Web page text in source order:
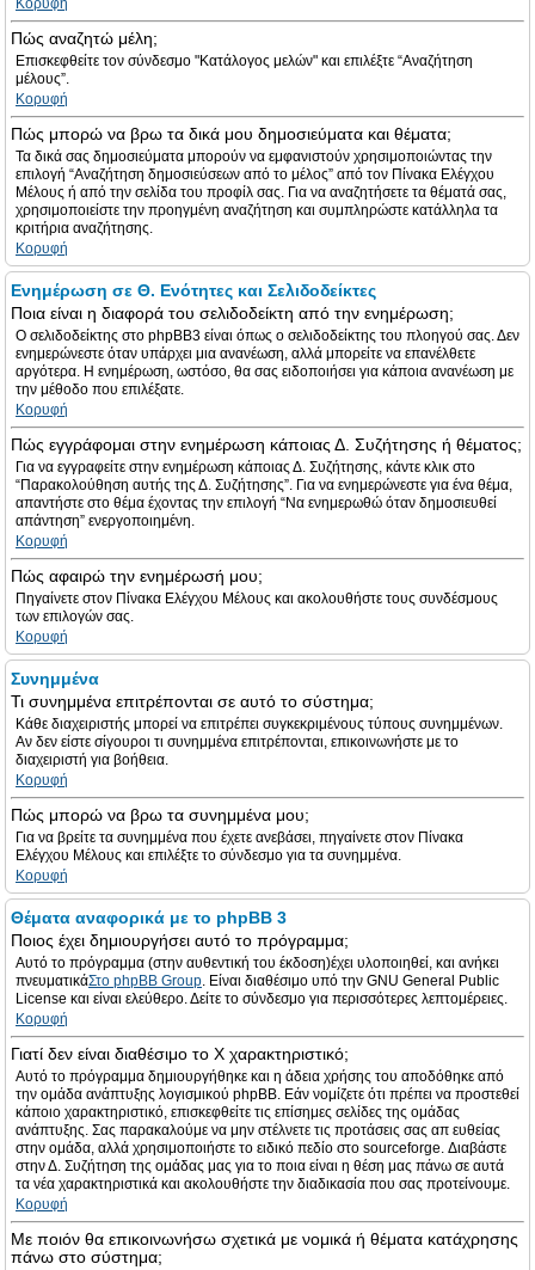
Κορυφή
Πώς αναζητώ μέλη;
Επισκεφθείτε τον σύνδεσμο "Κατάλογος μελών" και επιλέξτε “Αναζήτηση
μέλους”.
Κορυφή
Πώς μπορώ να βρω τα δικά μου δημοσιεύματα και θέματα;
Τα δικά σας δημοσιεύματα μπορούν να εμφανιστούν χρησιμοποιώντας την
επιλογή “Αναζήτηση δημοσιεύσεων από το μέλος” από τον Πίνακα Ελέγχου
Μέλους ή από την σελίδα του προφίλ σας. Για να αναζητήσετε τα θέματά σας,
χρησιμοποιείστε την προηγμένη αναζήτηση και συμπληρώστε κατάλληλα τα
κριτήρια αναζήτησης.
Κορυφή
Ενημέρωση σε Θ. Ενότητες και Σελιδοδείκτες
Ποια είναι η διαφορά του σελιδοδείκτη από την ενημέρωση;
Ο σελιδοδείκτης στο phpBB3 είναι όπως ο σελιδοδείκτης του πλοηγού σας. Δεν
ενημερώνεστε όταν υπάρχει μια ανανέωση, αλλά μπορείτε να επανέλθετε
αργότερα. Η ενημέρωση, ωστόσο, θα σας ειδοποιήσει για κάποια ανανέωση με
την μέθοδο που επιλέξατε.
Κορυφή
Πώς εγγράφομαι στην ενημέρωση κάποιας Δ. Συζήτησης ή θέματος;
Για να εγγραφείτε στην ενημέρωση κάποιας Δ. Συζήτησης, κάντε κλικ στο
“Παρακολούθηση αυτής της Δ. Συζήτησης”. Για να ενημερώνεστε για ένα θέμα,
απαντήστε στο θέμα έχοντας την επιλογή “Να ενημερωθώ όταν δημοσιευθεί
απάντηση” ενεργοποιημένη.
Κορυφή
Πώς αφαιρώ την ενημέρωσή μου;
Πηγαίνετε στον Πίνακα Ελέγχου Μέλους και ακολουθήστε τους συνδέσμους
των επιλογών σας.
Κορυφή
Συνημμένα
Τι συνημμένα επιτρέπονται σε αυτό το σύστημα;
Κάθε διαχειριστής μπορεί να επιτρέπει συγκεκριμένους τύπους συνημμένων.
Αν δεν είστε σίγουροι τι συνημμένα επιτρέπονται, επικοινωνήστε με το
διαχειριστή για βοήθεια.
Κορυφή
Πώς μπορώ να βρω τα συνημμένα μου;
Για να βρείτε τα συνημμένα που έχετε ανεβάσει, πηγαίνετε στον Πίνακα
Ελέγχου Μέλους και επιλέξτε το σύνδεσμο για τα συνημμένα.
Κορυφή
Θέματα αναφορικά με το phpBB 3
Ποιος έχει δημιουργήσει αυτό το πρόγραμμα;
Αυτό το πρόγραμμα (στην αυθεντική του έκδοση)έχει υλοποιηθεί, και ανήκει
πνευματικάΣτο phpBB Group. Είναι διαθέσιμο υπό την GNU General Public
License και είναι ελεύθερο. Δείτε το σύνδεσμο για περισσότερες λεπτομέρειες.
Κορυφή
Γιατί δεν είναι διαθέσιμο το Χ χαρακτηριστικό;
Αυτό το πρόγραμμα δημιουργήθηκε και η άδεια χρήσης του αποδόθηκε από
την ομάδα ανάπτυξης λογισμικού phpBB. Εάν νομίζετε ότι πρέπει να προστεθεί
κάποιο χαρακτηριστικό, επισκεφθείτε τις επίσημες σελίδες της ομάδας
ανάπτυξης. Σας παρακαλούμε να μην στέλνετε τις προτάσεις σας απ ευθείας
στην ομάδα, αλλά χρησιμοποιήστε το ειδικό πεδίο στο sourceforge. Διαβάστε
στην Δ. Συζήτηση της ομάδας μας για το ποια είναι η θέση μας πάνω σε αυτά
τα νέα χαρακτηριστικά και ακολουθήστε την διαδικασία που σας προτείνουμε.
Κορυφή
Με ποιόν θα επικοινωνήσω σχετικά με νομικά ή θέματα κατάχρησης
πάνω στο σύστημα;